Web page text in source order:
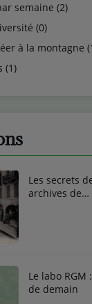
semaine (2)
(0)
à la montagne
(1)
Les secrets
archives de
Le labo RGM
de demain